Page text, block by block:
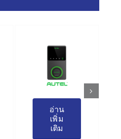
อ่าน
เพิ่ม
เติม